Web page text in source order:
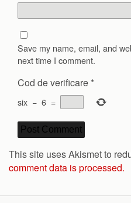
Save my name, email, and
next time I comment.
Cod de verificare *
six − 6 =
This site uses Akismet to
comment data is processed.